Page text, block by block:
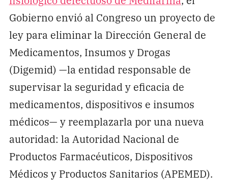
Gobierno envió al Congreso un proyecto de
ley para eliminar la Dirección General de
Medicamentos, Insumos y Drogas
(Digemid) —la entidad responsable de
supervisar la seguridad y eficacia de
medicamentos, dispositivos e insumos
médicos— y reemplazarla por una nueva
autoridad: la Autoridad Nacional de
Productos Farmacéuticos, Dispositivos
Médicos y Productos Sanitarios (APEMED).